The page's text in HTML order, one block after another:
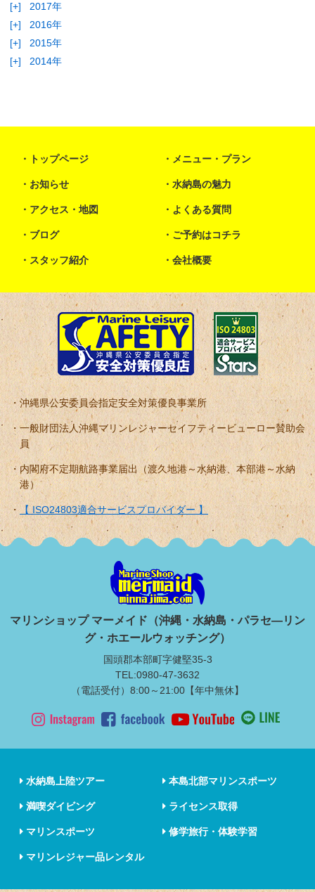
[+]
2017年
[+]
2016年
[+]
2015年
[+]
2014年
トップページ メニュー・プラン
お知らせ 水納島の魅力
アクセス・地図 よくある質問
ブログ ご予約はコチラ
スタッフ紹介 会社概要
沖縄県公安委員会指定安全対策優良事業所
一般財団法人沖縄マリンレジャーセイフティービューロー賛助会
員
内閣府不定期航路事業届出（渡久地港～水納港、本部港～水納
港）
【 ISO24803適合サービスプロバイダー 】
マリンショップ マーメイド（沖縄・水納島・パラセ―リン
グ・ホエールウォッチング）
国頭郡本部町字健堅35-3
TEL:0980-47-3632
（電話受付）8:00～21:00【年中無休】
水納島上陸ツアー 本島北部マリンスポーツ
満喫ダイビング ライセンス取得
マリンスポーツ 修学旅行・体験学習
マリンレジャー品レンタル